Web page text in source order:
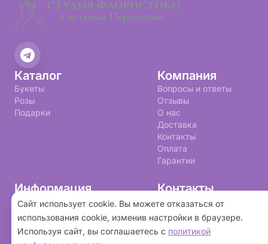
Каталог
Букеты
Розы
Подарки
Компания
Вопросы и ответы
Отзывы
О нас
Доставка
Контакты
Оплата
Гарантии
Информация
Политика конфиденциальности
Пользовательское соглашение
Контакты
+7 (993) 599-20-73
studia6a@yandex.ru
Сайт использует cookie. Вы можете отказаться от
использования cookie, изменив настройки в браузере.
Используя сайт, вы соглашаетесь с политикой